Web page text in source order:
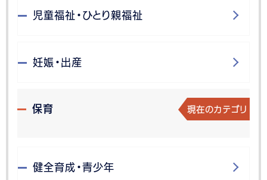
児童福祉・ひとり親福祉
妊娠・出産
保育 現在のカテゴリ
健全育成・青少年